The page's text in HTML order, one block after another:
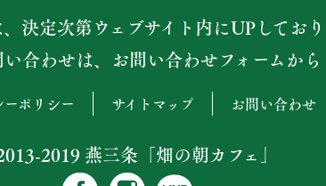
決定次第ウェブサイト内にUPしており
合わせは、お問い合わせフォームから
ーポリシー サイトマップ お問い合わせ
2019 燕三条「畑の朝カフェ」